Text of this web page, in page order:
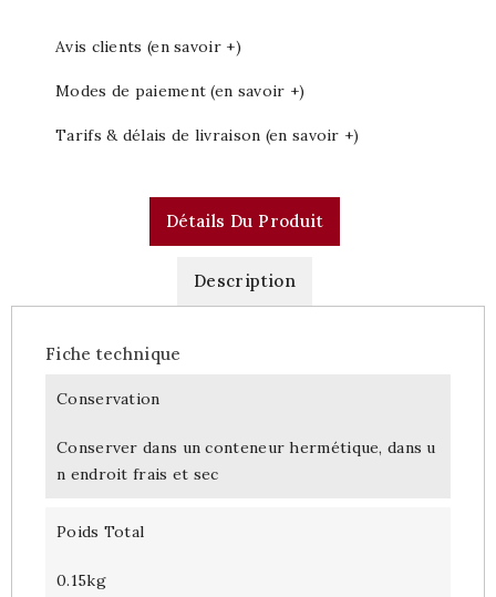
Avis clients (en savoir +)
Modes de paiement (en savoir +)
Tarifs & délais de livraison (en savoir +)
Détails Du Produit
Description
Fiche technique
Conservation
Conserver dans un conteneur hermétique, dans u
n endroit frais et sec
Poids Total
0.15kg